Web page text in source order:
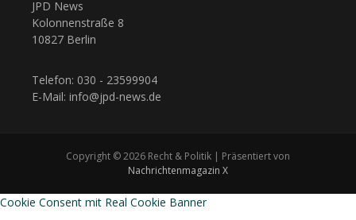
JPD News
Kolonnenstraße 8
10827 Berlin
Telefon: 030 - 23599904
E-Mail: info@jpd-news.de
Copyright © 2026 Recht & Politik | Präsentiert von
Nachrichtenmagazin X
Cookie Consent mit Real Cookie Banner